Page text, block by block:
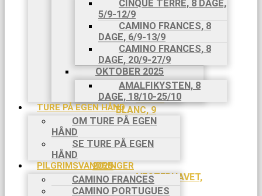
CINQUE TERRE, 8 DAGE,
5/9-12/9
CAMINO FRANCES, 8
DAGE, 6/9-13/9
CAMINO FRANCES, 8
DAGE, 20/9-27/9
OKTOBER 2025
AMALFIKYSTEN, 8
DAGE, 18/10-25/10
TURE PÅ EGEN HÅND
OM TURE PÅ EGEN
HÅND
SE TURE PÅ EGEN
HÅND
PILGRIMSVANDRINGER
CAMINO FRANCES
CAMINO PORTUGUES
27/5
JUNI
2025
JULI 2025
MONT
BLANC, 9
DAGE, 4/7-
12/7
MONT
BLANC, 9
DAGE,
26/7
2025
VESTERHAVET,
3 DAGE,